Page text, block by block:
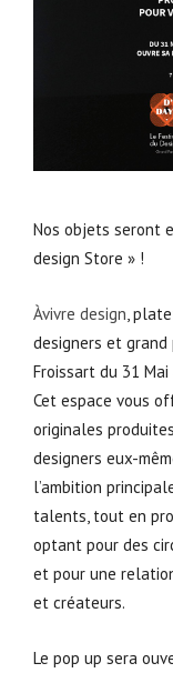
Nos objets seront
design Store » !
Àvivre design,
designers et grand
Froissart du 31 Mai
Cet espace vous
originales
designers eux-
l’ambition
talents, tout en
optant pour des
et pour une
et créateurs.
Le pop up sera